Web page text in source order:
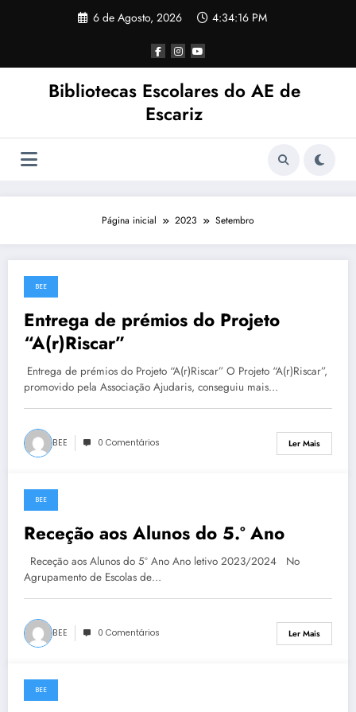
6 de Agosto, 2026 4:34:16 PM
Bibliotecas Escolares do AE de
Escariz
Página inicial 2023 Setembro
28 de Setembro, 2023
BEE
Entrega de prémios do Projeto
“A(r)Riscar”
Entrega de prémios do Projeto “A(r)Riscar” O Projeto “A(r)Riscar”,
promovido pela Associação Ajudaris, conseguiu mais…
BEE 0 Comentários Ler Mais
28 de Setembro, 2023
BEE
Receção aos Alunos do 5.º Ano
Receção aos Alunos do 5º Ano Ano letivo 2023/2024 No
Agrupamento de Escolas de…
BEE 0 Comentários Ler Mais
28 de Setembro, 2023
BEE